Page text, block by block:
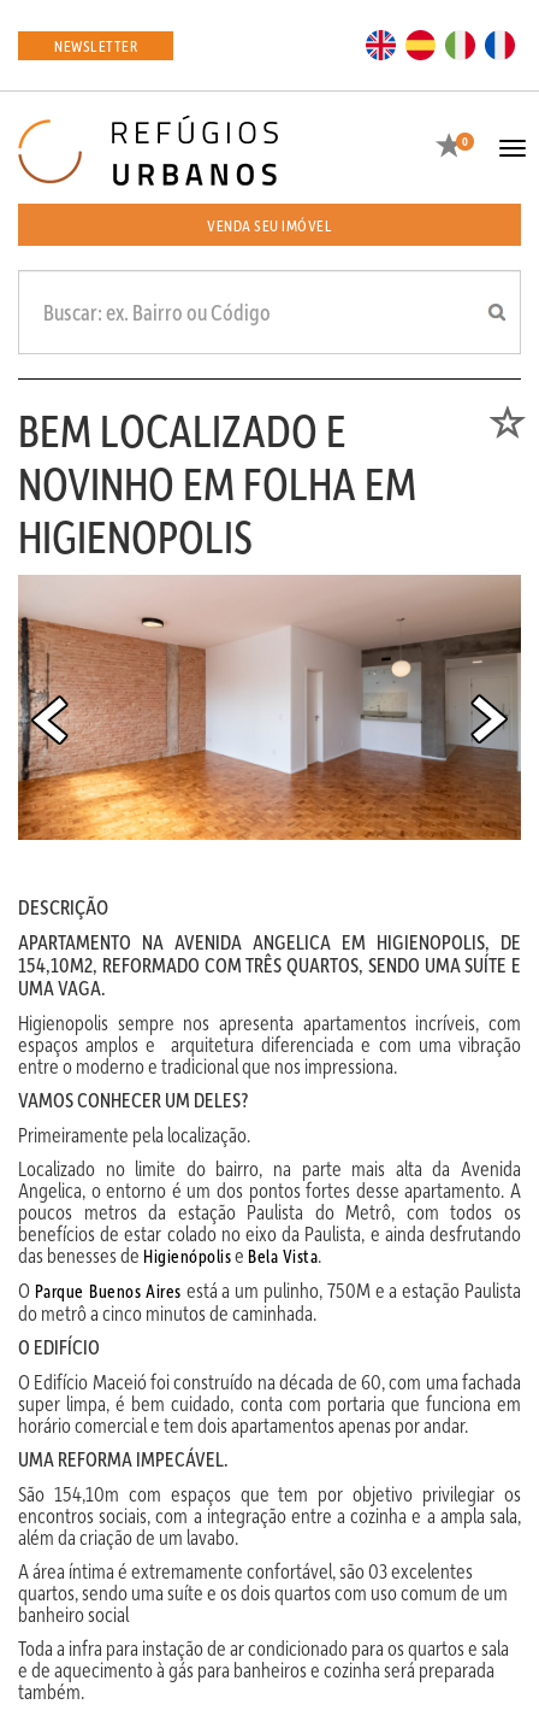
NEWSLETTER EN ES
Favoritos
0
VENDA SEU IMÓVEL
BEM LOCALIZADO E
NOVINHO EM FOLHA EM
HIGIENOPOLIS
DESCRIÇÃO
APARTAMENTO NA AVENIDA ANGELICA EM HIGIENOPOLIS, DE
154,10M2, REFORMADO COM TRÊS QUARTOS, SENDO UMA SUÍTE E
UMA VAGA.
Higienopolis sempre nos apresenta apartamentos incríveis, com
espaços amplos e arquitetura diferenciada e com uma vibração
entre o moderno e tradicional que nos impressiona.
VAMOS CONHECER UM DELES?
Primeiramente pela localização.
Localizado no limite do bairro, na parte mais alta da Avenida
Angelica, o entorno é um dos pontos fortes desse apartamento. A
poucos metros da estação Paulista do Metrô, com todos os
benefícios de estar colado no eixo da Paulista, e ainda desfrutando
das benesses de Higienópolise Bela Vista.
O Parque Buenos Aires está a um pulinho, 750M e a estação Paulista
do metrô a cinco minutos de caminhada.
O EDIFÍCIO
O Edifício Maceió foi construído na década de 60, com uma fachada
super limpa, é bem cuidado, conta com portaria que funciona em
horário comercial e tem dois apartamentos apenas por andar.
UMA REFORMA IMPECÁVEL.
São 154,10m com espaços que tem por objetivo privilegiar os
encontros sociais, com a integração entre a cozinha e a ampla sala,
além da criação de um lavabo.
A área íntima é extremamente confortável, são 03 excelentes
quartos, sendo uma suíte e os dois quartos com uso comum de um
banheiro social
Toda a infra para instação de ar condicionado para os quartos e sala
e de aquecimento à gás para banheiros e cozinha será preparada
também.